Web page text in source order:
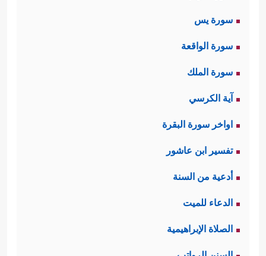
سورة يس
سورة الواقعة
سورة الملك
آية الكرسي
اواخر سورة البقرة
تفسير ابن عاشور
أدعية من السنة
الدعاء للميت
الصلاة الإبراهيمية